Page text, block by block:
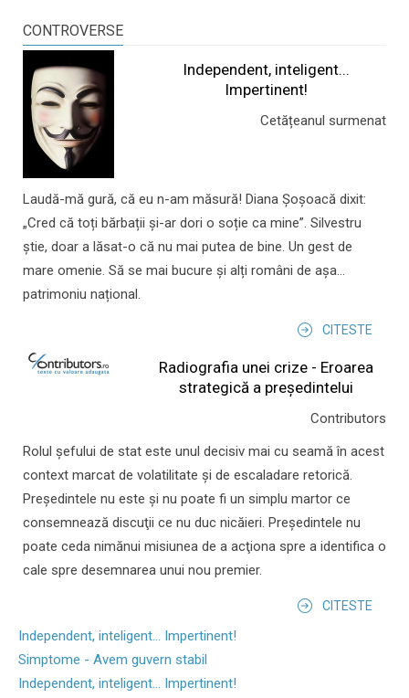
CONTROVERSE
Independent, inteligent...
Impertinent!
Cetățeanul surmenat
Laudă-mă gură, că eu n-am măsură! Diana Șoșoacă dixit:
„Cred că toți bărbații și-ar dori o soție ca mine”. Silvestru
știe, doar a lăsat-o că nu mai putea de bine. Un gest de
mare omenie. Să se mai bucure și alți români de așa...
patrimoniu național.
CITESTE
Radiografia unei crize - Eroarea
strategică a președintelui
Contributors
Rolul şefului de stat este unul decisiv mai cu seamă în acest
context marcat de volatilitate şi de escaladare retorică.
Preşedintele nu este şi nu poate fi un simplu martor ce
consemnează discuţii ce nu duc nicăieri. Preşedintele nu
poate ceda nimănui misiunea de a acţiona spre a identifica o
cale spre desemnarea unui nou premier.
CITESTE
Independent, inteligent... Impertinent!
Simptome - Avem guvern stabil
Independent, inteligent... Impertinent!